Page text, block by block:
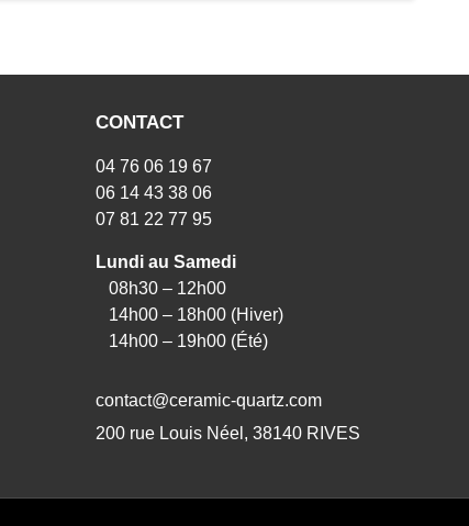
CONTACT
04 76 06 19 67
06 14 43 38 06
07 81 22 77 95
Lundi au Samedi
08h30 – 12h00
14h00 – 18h00 (Hiver)
14h00 – 19h00 (Été)
contact@ceramic-quartz.com
200 rue Louis Néel, 38140 RIVES